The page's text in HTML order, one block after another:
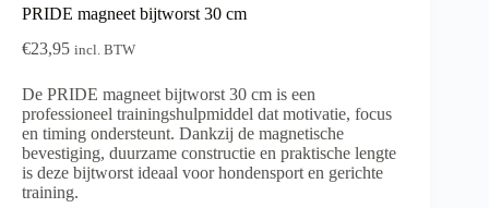
PRIDE magneet bijtworst 30 cm
€23,95 incl. BTW
De PRIDE magneet bijtworst 30 cm is een
professioneel trainingshulpmiddel dat motivatie, focus
en timing ondersteunt. Dankzij de magnetische
bevestiging, duurzame constructie en praktische lengte
is deze bijtworst ideaal voor hondensport en gerichte
training.